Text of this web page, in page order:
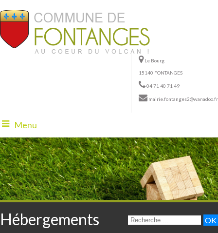
Le Bourg
15140 FONTANGES
04 71 40 71 49
mairie.fontanges2@wanadoo.fr
Menu
Hébergements